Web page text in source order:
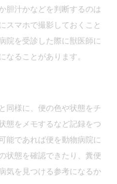
胆汁かなどを判断するのは
スマホで撮影しておくこと
院を受診した際に獣医師に
なることがあります。
同様に、便の色や状態をチ
態をメモするなど記録をつ
能であれば便を動物病院に
状態を確認できたり、糞便
気を見つける参考になるか